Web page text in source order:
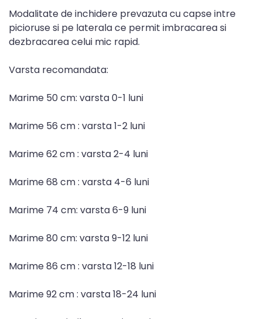
Modalitate de inchidere prevazuta cu capse intre
picioruse si pe laterala ce permit imbracarea si
dezbracarea celui mic rapid.
Varsta recomandata:
Marime 50 cm: varsta 0-1 luni
Marime 56 cm : varsta 1-2 luni
Marime 62 cm : varsta 2-4 luni
Marime 68 cm : varsta 4-6 luni
Marime 74 cm: varsta 6-9 luni
Marime 80 cm: varsta 9-12 luni
Marime 86 cm : varsta 12-18 luni
Marime 92 cm : varsta 18-24 luni